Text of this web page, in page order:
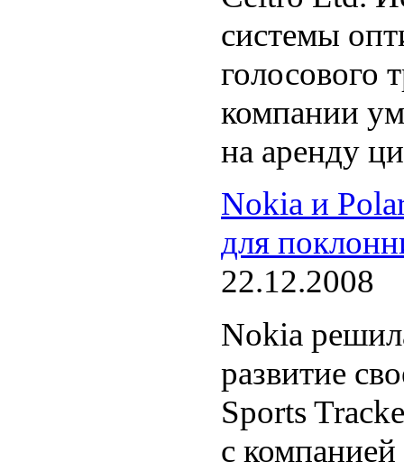
системы
голосового
компании
на аренду
Nokia и
для
22.12.2008
Nokia
развитие
Sports
с компанией